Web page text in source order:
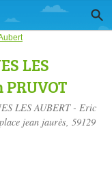
LES
LES AUBERT - Eric
place jean jaurès, 59129